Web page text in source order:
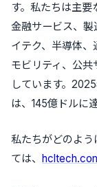
す。私たちは主要
金融サービス、製
イテク、半導体、
モビリティ、公
しています。
は、145億ドルに
私たちがどのよ
ては、